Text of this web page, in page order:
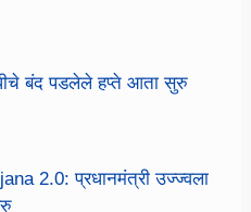
बंद पडलेले हप्ते आता सुरु
2.0: प्रधानमंत्री उज्ज्वला